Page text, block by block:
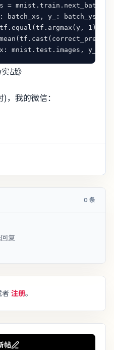
=
batch_xs, y_: batch_ys})
1),
战》
，我的微信：
0 条
复
者 注册。
帖